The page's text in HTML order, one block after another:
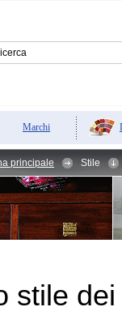
Marchi
principale Stile
stile